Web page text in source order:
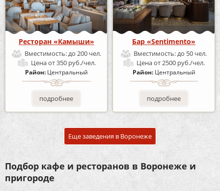
Ресторан «Камыши»
Вместимость:до 200 чел.
Ценаот 350 руб./чел.
Район: Центральный
подробнее
Бар «Sentimento»
Вместимость:до 50 чел.
Ценаот 2500 руб./чел.
Район: Центральный
подробнее
Еще заведения в Воронеже
Подбор кафе и ресторанов в Воронеже и
пригороде